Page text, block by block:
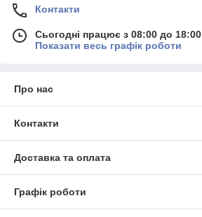
Контакти
Сьогодні працює з 08:00 до 18:00
Показати весь графік роботи
Про нас
Контакти
Доставка та оплата
Графік роботи